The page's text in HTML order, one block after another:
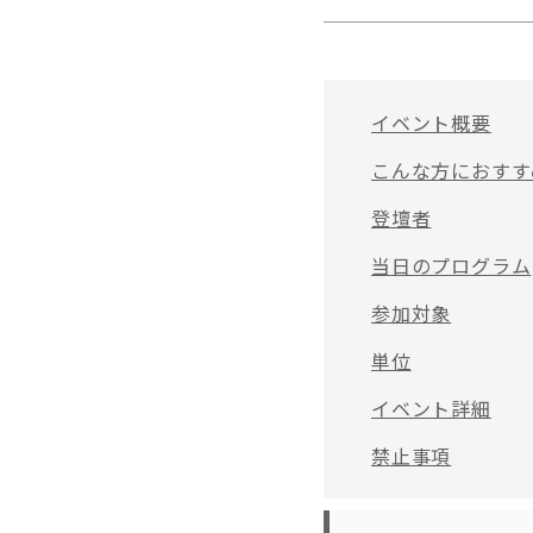
イベント概要
こんな方におす
登壇者
当日のプログラム
参加対象
単位
イベント詳細
禁止事項